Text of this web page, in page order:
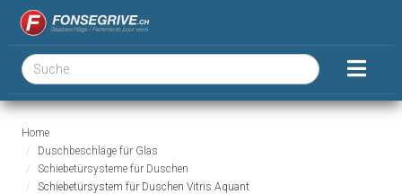
Home
Duschbeschläge für Glas
Schiebetürsysteme für Duschen
Schiebetürsystem für Duschen Vitris Aquant